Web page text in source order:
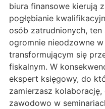
biura finansowe kierują
pogłębianie
osób zatrudnionych,
ogromnie nieodzowne
transformującym się
fiskalnym. W
ekspert księgowy, do
zamierzasz
zawodowo w